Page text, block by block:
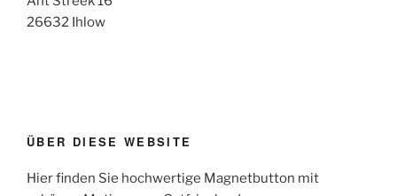
26632 Ihlow
ÜBER DIESE WEBSITE
Hier finden Sie hochwertige Magnetbutton mit